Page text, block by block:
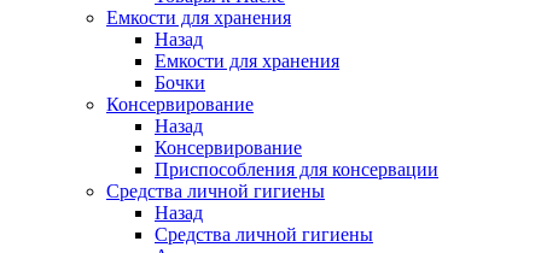
Емкости для хранения
Назад
Емкости для хранения
Бочки
Консервирование
Назад
Консервирование
Приспособления для консервации
Средства личной гигиены
Назад
Средства личной гигиены